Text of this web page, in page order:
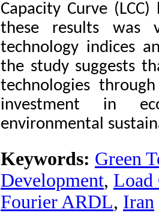
Capacity Curve
these results was
technology indices
the study suggests
technologies
investment in
environmental
Keywords: Green
Development, Load
Fourier ARDL, Iran